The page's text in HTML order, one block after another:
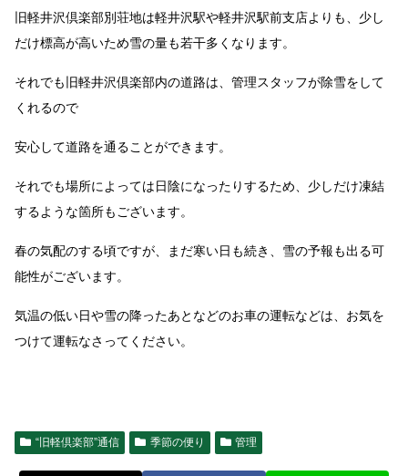
旧軽井沢倶楽部別荘地は軽井沢駅や軽井沢駅前支店よりも、少し
だけ標高が高いため雪の量も若干多くなります。
それでも旧軽井沢倶楽部内の道路は、管理スタッフが除雪をして
くれるので
安心して道路を通ることができます。
それでも場所によっては日陰になったりするため、少しだけ凍結
するような箇所もございます。
春の気配のする頃ですが、まだ寒い日も続き、雪の予報も出る可
能性がございます。
気温の低い日や雪の降ったあとなどのお車の運転などは、お気を
つけて運転なさってください。
“旧軽倶楽部”通信 季節の便り 管理